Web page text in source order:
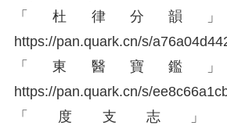
「杜律分韻
https://pan.quark.cn/s/a76a04d4
「東醫寶鑑
https://pan.quark.cn/s/ee8c66a1
「度支志」